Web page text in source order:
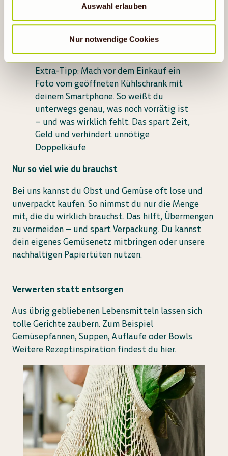
Auswahl erlauben
Nur notwendige Cookies
landen. Produkte mit nahendem MHD
lassen sich gut in deinenWochenplan
integrieren – zum Beispiel für schnelle
Extra-Tipp: Mach vor dem Einkauf ein
Foto vom geöffneten Kühlschrank mit
deinem Smartphone. So weißt du
unterwegs genau, was noch vorrätig ist
– und was wirklich fehlt. Das spart Zeit,
Geld und verhindert unnötige
Doppelkäufe
Nur so viel wie du brauchst
Bei uns kannst du Obst und Gemüse oft lose und
unverpackt kaufen. So nimmst du nur die Menge
mit, die du wirklich brauchst. Das hilft, Übermengen
zu vermeiden – und spart Verpackung. Du kannst
dein eigenes Gemüsenetz mitbringen oder unsere
nachhaltigen Papiertüten nutzen.
Verwerten statt entsorgen
Aus übrig gebliebenen Lebensmitteln lassen sich
tolle Gerichte zaubern. Zum Beispiel
Gemüsepfannen, Suppen, Aufläufe oder Bowls.
Weitere Rezeptinspiration findest du hier.